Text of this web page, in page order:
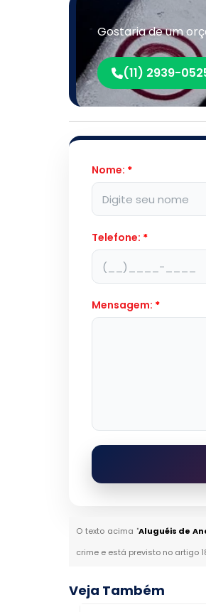
Gostaria de um
(11) 2939-
Nome: *
Telefone: *
Mensagem: *
O texto acima "Aluguéis de
crime e está previsto no artigo
Veja Também